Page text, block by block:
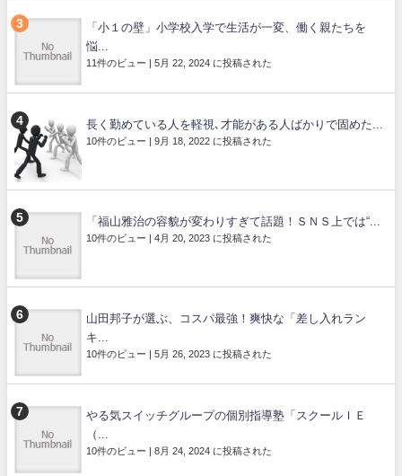
「小１の壁」小学校入学で生活が一変、働く親たちを
悩...
11件のビュー 5月 22, 2024 に投稿された
長く勤めている人を軽視､才能がある人ばかりで固めた...
10件のビュー 9月 18, 2022 に投稿された
「福山雅治の容貌が変わりすぎて話題！ＳＮＳ上では“...
10件のビュー 4月 20, 2023 に投稿された
山田邦子が選ぶ、コスパ最強！爽快な「差し入れラン
キ...
10件のビュー 5月 26, 2023 に投稿された
やる気スイッチグループの個別指導塾「スクールＩＥ
（...
10件のビュー 8月 24, 2024 に投稿された